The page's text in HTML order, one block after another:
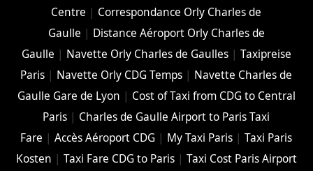
Centre | Correspondance Orly Charles de
Gaulle | Distance Aéroport Orly Charles de
Gaulle | Navette Orly Charles de Gaulles| Taxipreise
Paris | Navette Orly CDG Temps | Navette Charles de
Gaulle Gare de Lyon | Cost of Taxi from CDG to Central
Paris | Charles de Gaulle Airport to Paris Taxi
Fare |Accès Aéroport CDG | My Taxi Paris |Taxi Paris
Kosten | Taxi Fare CDG to Paris| Taxi Cost Paris Airport